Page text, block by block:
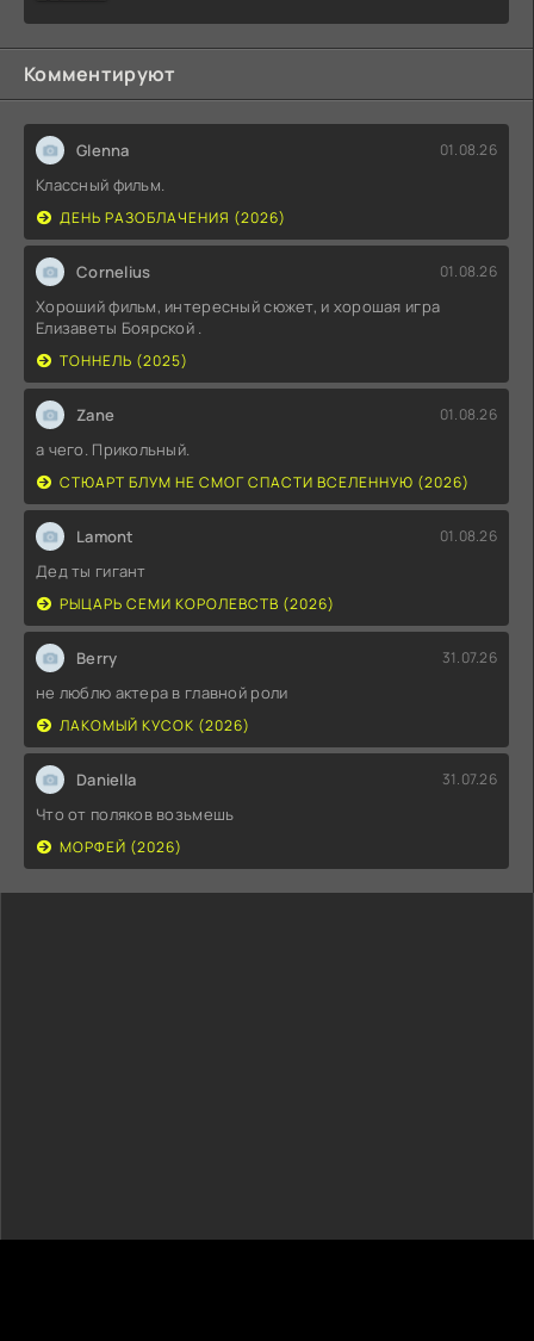
Комментируют
Glenna 01.08.26
Классный фильм.
ДЕНЬ РАЗОБЛАЧЕНИЯ (2026)
Cornelius 01.08.26
Хороший фильм, интересный сюжет, и хорошая игра
Елизаветы Боярской .
ТОННЕЛЬ (2025)
Zane 01.08.26
а чего. Прикольный.
СТЮАРТ БЛУМ НЕ СМОГ СПАСТИ ВСЕЛЕННУЮ (2026)
Lamont 01.08.26
Дед ты гигант
РЫЦАРЬ СЕМИ КОРОЛЕВСТВ (2026)
Berry 31.07.26
не люблю актера в главной роли
ЛАКОМЫЙ КУСОК (2026)
Daniella 31.07.26
Что от поляков возьмешь
МОРФЕЙ (2026)